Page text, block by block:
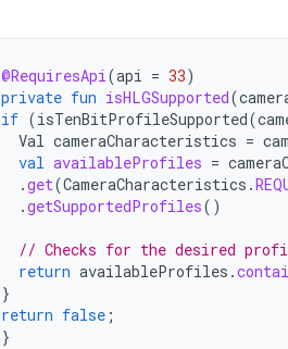
@RequiresApi(api = 33)
private fun isHLGSupported(
if (isTenBitProfileSupported(
Val cameraCharacteristics =
val availableProfiles =
.get(CameraCharacteristics .
.getSupportedProfiles()
// Checks for the desired
return availableProfiles .
}
return false ;
}